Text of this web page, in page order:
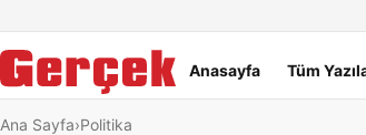
Ana menü
Anasayfa Tüm
Ana Sayfa Politika